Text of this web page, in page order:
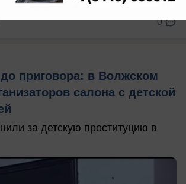
0
приговора: в Волжском
салона с детской
за детскую проституцию в